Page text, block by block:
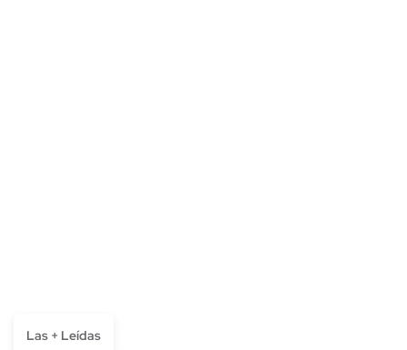
Las + Leídas